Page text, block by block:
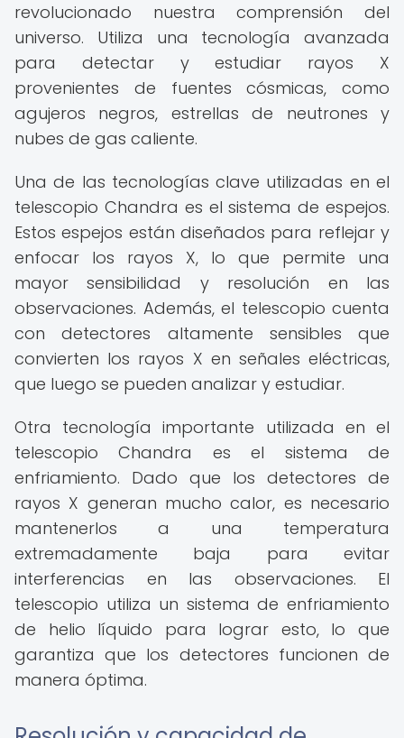
revolucionado nuestra comprensión del
universo. Utiliza una tecnología avanzada
para detectar y estudiar rayos X
provenientes de fuentes cósmicas, como
agujeros negros, estrellas de neutrones y
nubes de gas caliente.
Una de las tecnologías clave utilizadas en el
telescopio Chandra es el sistema de espejos.
Estos espejos están diseñados para reflejar y
enfocar los rayos X, lo que permite una
mayor sensibilidad y resolución en las
observaciones. Además, el telescopio cuenta
con detectores altamente sensibles que
convierten los rayos X en señales eléctricas,
que luego se pueden analizar y estudiar.
Otra tecnología importante utilizada en el
telescopio Chandra es el sistema de
enfriamiento. Dado que los detectores de
rayos X generan mucho calor, es necesario
mantenerlos a una temperatura
extremadamente baja para evitar
interferencias en las observaciones. El
telescopio utiliza un sistema de enfriamiento
de helio líquido para lograr esto, lo que
garantiza que los detectores funcionen de
manera óptima.